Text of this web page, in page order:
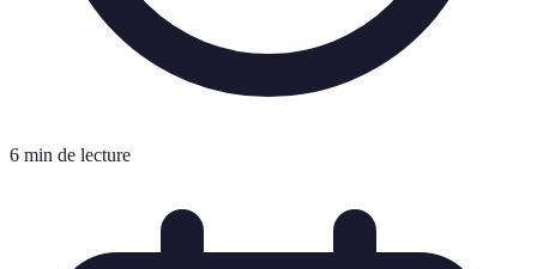
6 min de lecture